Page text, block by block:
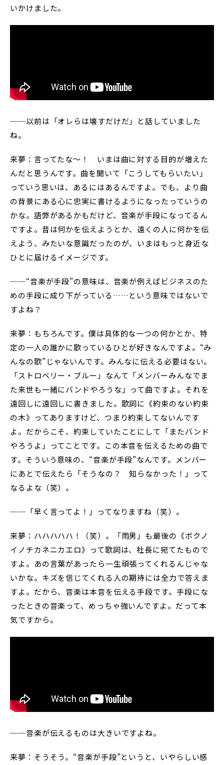
いかけました。
──以前は「オレらは壊すだけだ」と話していました
ね。
来夢：言ってたな〜！ いまは曲に対する目的が増えた
んだと思うんです。曲を聞いて「こうしてもらいたい」
っていう思いは、あるにはあるんですよ。でも、より曲
の背景にある心に忠実に書けるようになったっていうの
かな。語弊があるかもだけど、音楽が手段になってるん
ですよ。昔は何かを伝えようとか、遠くの人に何かを伝
えよう、みたいな意識だったのが、いまはもっと身近な
ひとに届けるイメージです。
──“音楽が手段”の意味は、音楽が例えばビジネスのた
めの手段に成り下がっている……という意味ではないで
すよね？
来夢：もちろんです。僕は具体的な一つの何かとか、特
定の一人の誰かに歌っているひとが好きなんですよ。“み
んなの歌”じゃないんです。みんなに伝える必要はない。
「ストロベリー・ブルー」なんて「メンバーみんなでま
た来世も一緒にバンドやろうな」って曲ですよ。それを
遠回しに遠回しに書きました。歌詞に《約束のない約束
の木》ってありますけど、つまり約束してないんです
よ。だからこそ、約束していたことにして「またバンド
やろうよ」ってことです。この本音を伝えるための曲で
す。そういう意味の、“音楽が手段”なんです。メンバー
にあとで伝えたら「そうなの？ 知らなかった！」って
なるよな（笑）。
──「早く言ってよ！」ってなりますね（笑）。
来夢：ハハハハハ！（笑）。「雨男」も最後の《ボクノ
イノチカネニカエロ》って歌詞は、社長に宛てたもので
すよ。あの言葉があったら一生頑張ってくれるんじゃな
いかな。キズを信じてくれる人の期待には全力で答えま
すよ。だから、音楽は本音を伝える手段です。手段にな
ったときの音楽って、めっちゃ強いんですよ。だって本
気ですから。
──音楽が伝えるものは大きいですよね。
来夢：そうそう。“音楽が手段”というと、いやらしい感